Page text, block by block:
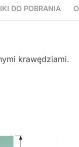
DO POBRANIA
krawędziami.